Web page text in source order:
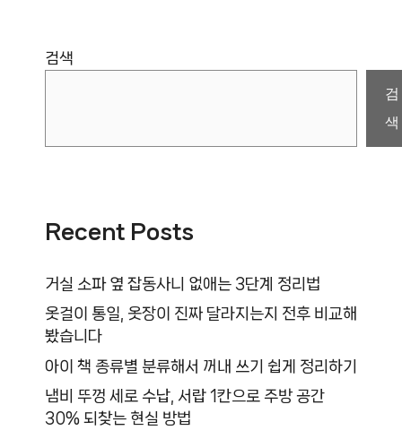
검색
검
색
Recent Posts
거실 소파 옆 잡동사니 없애는 3단계 정리법
옷걸이 통일, 옷장이 진짜 달라지는지 전후 비교해
봤습니다
아이 책 종류별 분류해서 꺼내 쓰기 쉽게 정리하기
냄비 뚜껑 세로 수납, 서랍 1칸으로 주방 공간
30% 되찾는 현실 방법